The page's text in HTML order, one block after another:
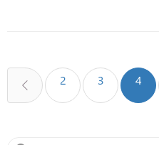
2 3 4